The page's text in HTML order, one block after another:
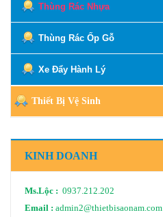
Thùng Rác Nhựa
Thùng Rác Ốp Gỗ
Xe Đẩy Hành Lý
Thiết Bị Vệ Sinh
KINH DOANH
Ms.Lộc : 0937.212.202
Email : admin2@thietbisaonam.com